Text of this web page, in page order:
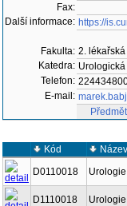
Fax:
Další informace: https://
Fakulta: 2.
Katedra:
Telefon:
E-mail:
Kód Název
D0110018
Urologie
D1110018 Urologie